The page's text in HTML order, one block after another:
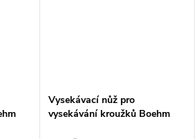
Vysekávací nůž pro
vysekávání kroužků Boehm